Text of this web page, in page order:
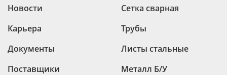
Новости
Карьера
Документы
Поставщики
Сетка сварная
Трубы
Листы стальные
Металл Б/У